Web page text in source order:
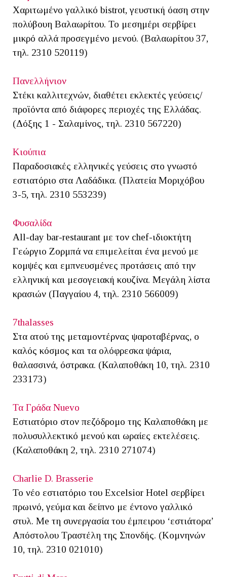
Χαριτωμένο γαλλικό bistrot, γευστική όαση στην
πολύβουη Βαλαωρίτου. Το μεσημέρι σερβίρει
μικρό αλλά προσεγμένο μενού. (Βαλαωρίτου 37,
τηλ. 2310 520119)
Πανελλήνιον
Στέκι καλλιτεχνών, διαθέτει εκλεκτές γεύσεις/
προϊόντα από διάφορες περιοχές της Ελλάδας.
(Δόξης 1 - Σαλαμίνος, τηλ. 2310 567220)
Κιούπια
Παραδοσιακές ελληνικές γεύσεις στο γνωστό
εστιατόριο στα Λαδάδικα. (Πλατεία Μοριχόβου
3-5, τηλ. 2310 553239)
Φυσαλίδα
All-day bar-restaurant με τον chef-ιδιοκτήτη
Γεώργιο Ζορμπά να επιμελείται ένα μενού με
κομψές και εμπνευσμένες προτάσεις από την
ελληνική και μεσογειακή κουζίνα. Μεγάλη λίστα
κρασιών (Παγγαίου 4, τηλ. 2310 566009)
7thalasses
Στα ατού της μεταμοντέρνας ψαροταβέρνας, ο
καλός κόσμος και τα ολόφρεσκα ψάρια,
θαλασσινά, όστρακα. (Καλαποθάκη 10, τηλ. 2310
233173)
Τα Γράδα Nuevo
Εστιατόριο στον πεζόδρομο της Καλαποθάκη με
πολυσυλλεκτικό μενού και ωραίες εκτελέσεις.
(Καλαποθάκη 2, τηλ. 2310 271074)
Charlie D. Brasserie
Το νέο εστιατόριο του Excelsior Hotel σερβίρει
πρωινό, γεύμα και δείπνο με έντονο γαλλικό
στυλ. Μe τη συνεργασία του έμπειρου ‘εστιάτορα’
Απόστολου Τραστέλη της Σπονδής. (Κομνηνών
10, τηλ. 2310 021010)